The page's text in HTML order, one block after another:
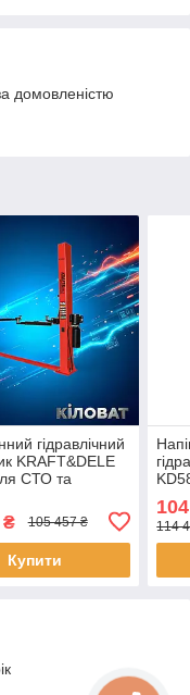
домовленістю
гідравлічний
KRAFT&DELE
СТО та
105 457 ₴
Купити
114